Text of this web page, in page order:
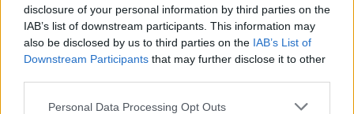
disclosure of your personal information by third parties on the
IAB’s list of downstream participants. This information may
also be disclosed by us to third parties on the IAB’s List of
Downstream Participants that may further disclose it to other
Please note that this website/app uses one or more Google
Personal Data Processing Opt Outs
Kövess minket, és értesülj a friss hírekről a
Facebookon is!